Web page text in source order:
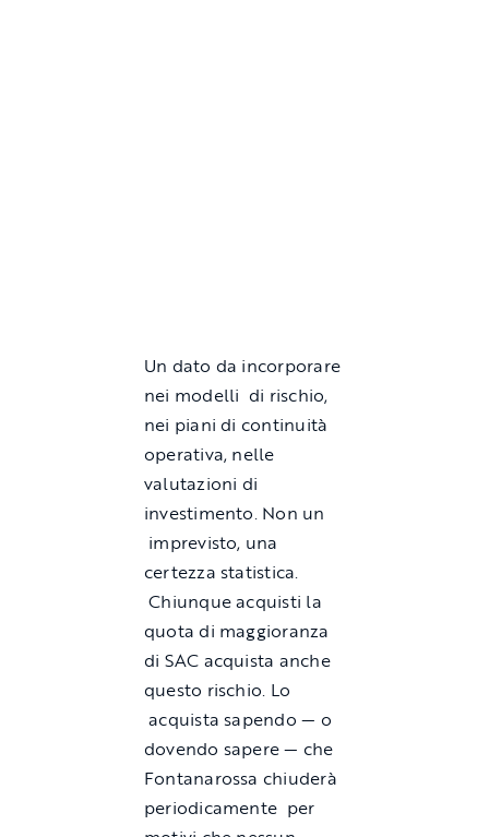
Un dato da incorporare
nei modelli di rischio,
nei piani di continuità
operativa, nelle
valutazioni di
investimento. Non un
imprevisto, una
certezza statistica.
Chiunque acquisti la
quota di maggioranza
di SAC acquista anche
questo rischio. Lo
acquista sapendo — o
dovendo sapere — che
Fontanarossa chiuderà
periodicamente per